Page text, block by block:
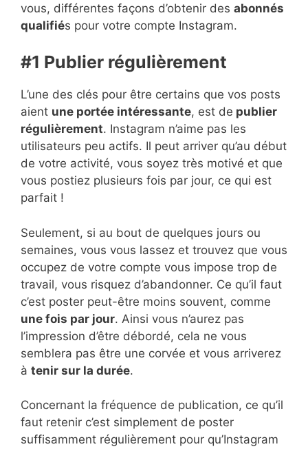
vous, différentes façons d’obtenir des abonnés
qualifiés pour votre compte Instagram.
#1 Publier régulièrement
L’une des clés pour être certains que vos posts
aient une portée intéressante, est de publier
régulièrement. Instagram n’aime pas les
utilisateurs peu actifs. Il peut arriver qu’au début
de votre activité, vous soyez très motivé et que
vous postiez plusieurs fois par jour, ce qui est
parfait !
Seulement, si au bout de quelques jours ou
semaines, vous vous lassez et trouvez que vous
occupez de votre compte vous impose trop de
travail, vous risquez d’abandonner. Ce qu’il faut
c’est poster peut-être moins souvent, comme
une fois par jour. Ainsi vous n’aurez pas
l’impression d’être débordé, cela ne vous
semblera pas être une corvée et vous arriverez
à tenir sur la durée.
Concernant la fréquence de publication, ce qu’il
faut retenir c’est simplement de poster
suffisamment régulièrement pour qu’Instagram